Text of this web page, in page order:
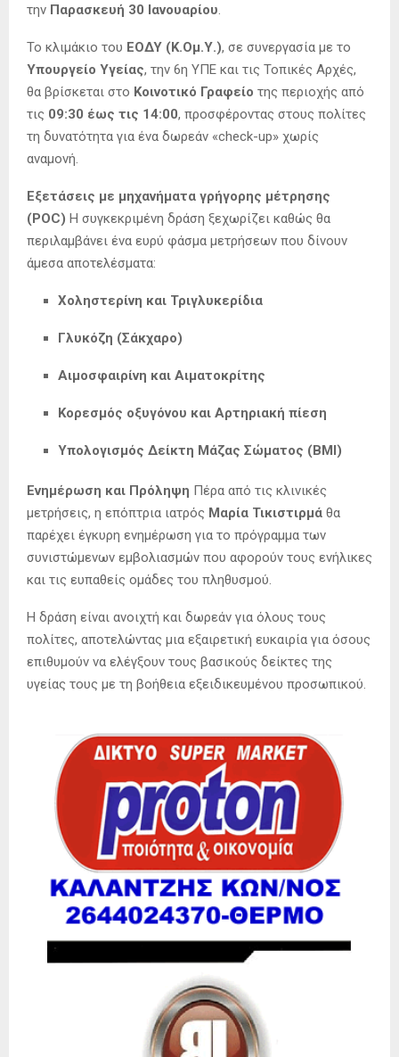
την Παρασκευή 30 Ιανουαρίου.
Το κλιμάκιο του ΕΟΔΥ (Κ.Ομ.Υ.), σε συνεργασία με το
Υπουργείο Υγείας, την 6η ΥΠΕ και τις Τοπικές Αρχές,
θα βρίσκεται στο Κοινοτικό Γραφείο της περιοχής από
τις 09:30 έως τις 14:00, προσφέροντας στους πολίτες
τη δυνατότητα για ένα δωρεάν «check-up» χωρίς
αναμονή.
Εξετάσεις με μηχανήματα γρήγορης μέτρησης
(POC) Η συγκεκριμένη δράση ξεχωρίζει καθώς θα
περιλαμβάνει ένα ευρύ φάσμα μετρήσεων που δίνουν
άμεσα αποτελέσματα:
Χοληστερίνη και Τριγλυκερίδια
Γλυκόζη (Σάκχαρο)
Αιμοσφαιρίνη και Αιματοκρίτης
Κορεσμός οξυγόνου και Αρτηριακή πίεση
Υπολογισμός Δείκτη Μάζας Σώματος (BMI)
Ενημέρωση και Πρόληψη Πέρα από τις κλινικές
μετρήσεις, η επόπτρια ιατρός Μαρία Τικιστιρμά θα
παρέχει έγκυρη ενημέρωση για το πρόγραμμα των
συνιστώμενων εμβολιασμών που αφορούν τους ενήλικες
και τις ευπαθείς ομάδες του πληθυσμού.
Η δράση είναι ανοιχτή και δωρεάν για όλους τους
πολίτες, αποτελώντας μια εξαιρετική ευκαιρία για όσους
επιθυμούν να ελέγξουν τους βασικούς δείκτες της
υγείας τους με τη βοήθεια εξειδικευμένου προσωπικού.